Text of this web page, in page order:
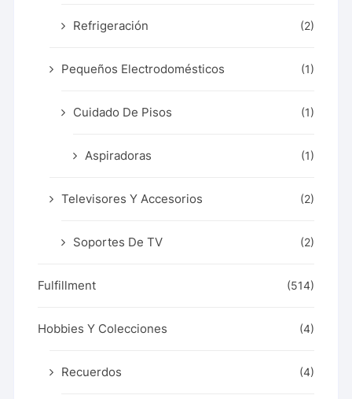
Refrigeración (2)
Pequeños Electrodomésticos (1)
Cuidado De Pisos (1)
Aspiradoras (1)
Televisores Y Accesorios (2)
Soportes De TV (2)
Fulfillment (514)
Hobbies Y Colecciones (4)
Recuerdos (4)